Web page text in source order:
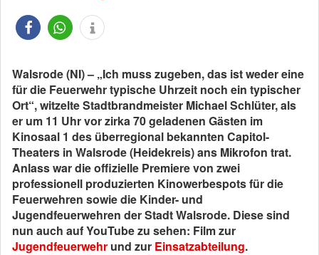
Walsrode (NI) – „Ich muss zugeben, das ist weder eine
für die Feuerwehr typische Uhrzeit noch ein typischer
Ort“, witzelte Stadtbrandmeister Michael Schlüter, als
er um 11 Uhr vor zirka 70 geladenen Gästen im
Kinosaal 1 des überregional bekannten Capitol-
Theaters in Walsrode (Heidekreis) ans Mikrofon trat.
Anlass war die offizielle Premiere von zwei
professionell produzierten Kinowerbespots für die
Feuerwehren sowie die Kinder- und
Jugendfeuerwehren der Stadt Walsrode. Diese sind
nun auch auf YouTube zu sehen: Film zur
Jugendfeuerwehr und zur Einsatzabteilung.